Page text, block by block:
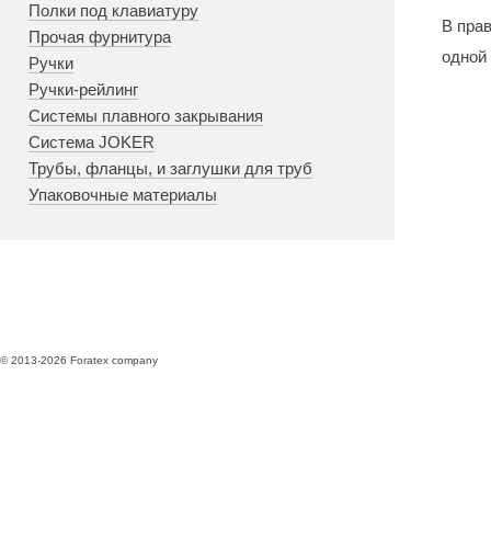
Полки под клавиатуру
Прочая фурнитура
Ручки
Ручки-рейлинг
Системы плавного закрывания
Система JOKER
Трубы, фланцы, и заглушки для труб
Упаковочные материалы
В
одной
© 2013-2026 Foratex company